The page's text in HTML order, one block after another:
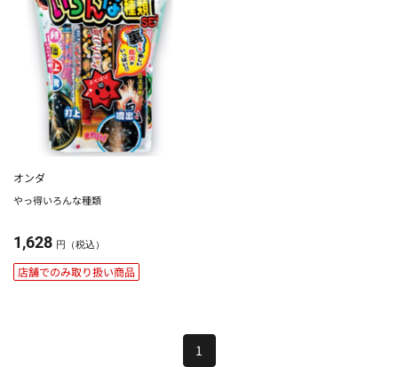
オンダ
やっ得いろんな種類
1,628 円（税込）
店舗でのみ取り扱い商品
1